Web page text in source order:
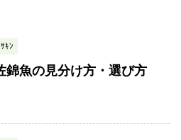
ｷﾝ
錦魚の見分け方・選び方